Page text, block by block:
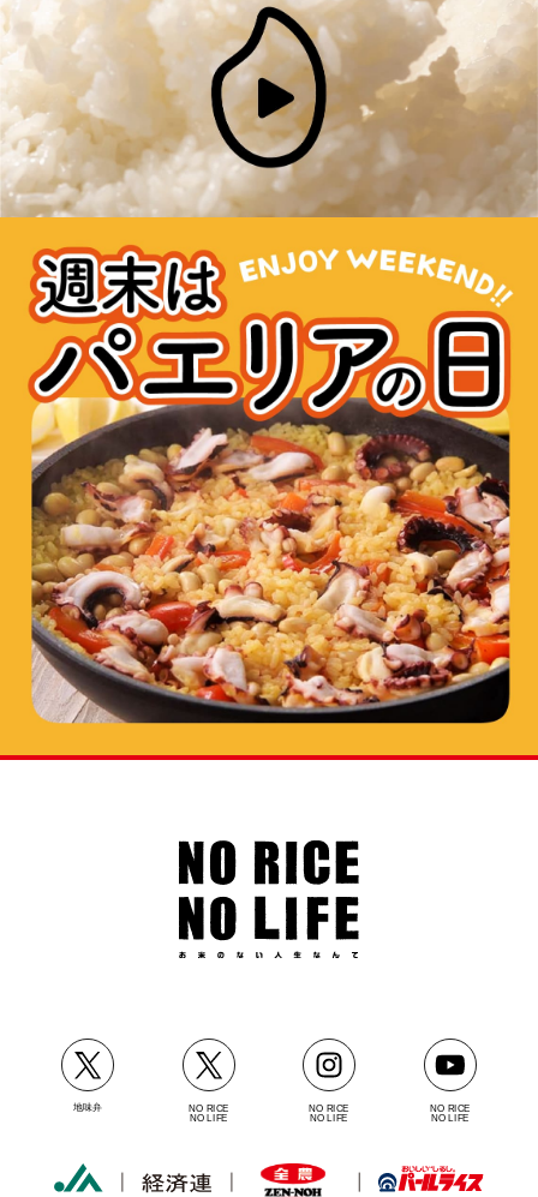
地味弁
NO RICE
NO LIFE
NO RICE
NO LIFE
NO RICE
NO LIFE